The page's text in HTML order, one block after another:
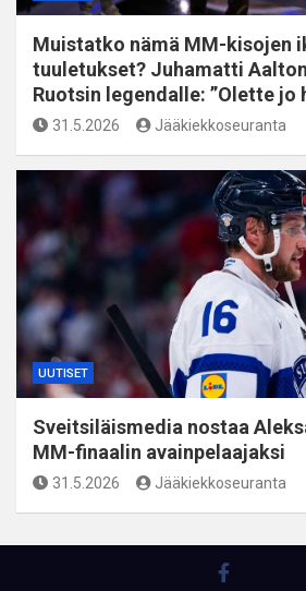
Muistatko nämä MM-kisojen
tuuletukset? Juhamatti
Ruotsin legendalle: ”Olette jo
31.5.2026 Jääkiekkoseuranta
UUTISET
Sveitsiläismedia nostaa
MM-finaalin avainpelaajaksi
31.5.2026 Jääkiekkoseuranta